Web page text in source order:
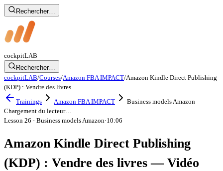
Rechercher…
cockpitLAB
Rechercher…
cockpitLAB/Courses/Amazon FBA IMPACT/Amazon Kindle Direct Publishing
(KDP) : Vendre des livres
Trainings
Amazon FBA IMPACT
Business models Amazon
Chargement du lecteur…
Lesson 26 · Business models Amazon·10:06
Amazon Kindle Direct Publishing
(KDP) : Vendre des livres — Vidéo